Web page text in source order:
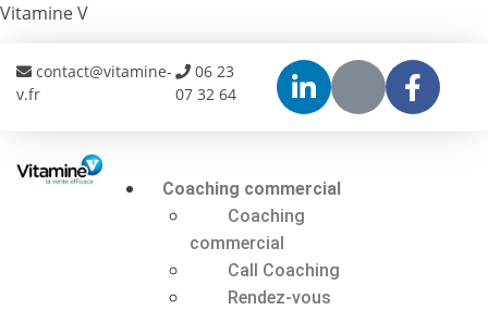
Vitamine V
contact@vitamine-
v.fr
06 23
07 32 64
Coaching commercial
Coaching
commercial
Call Coaching
Rendez-vous